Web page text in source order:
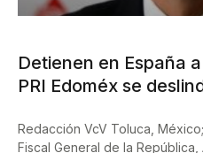
Detienen en España
PRI Edoméx se
Redacción VcV Toluca,
Fiscal General de la República,